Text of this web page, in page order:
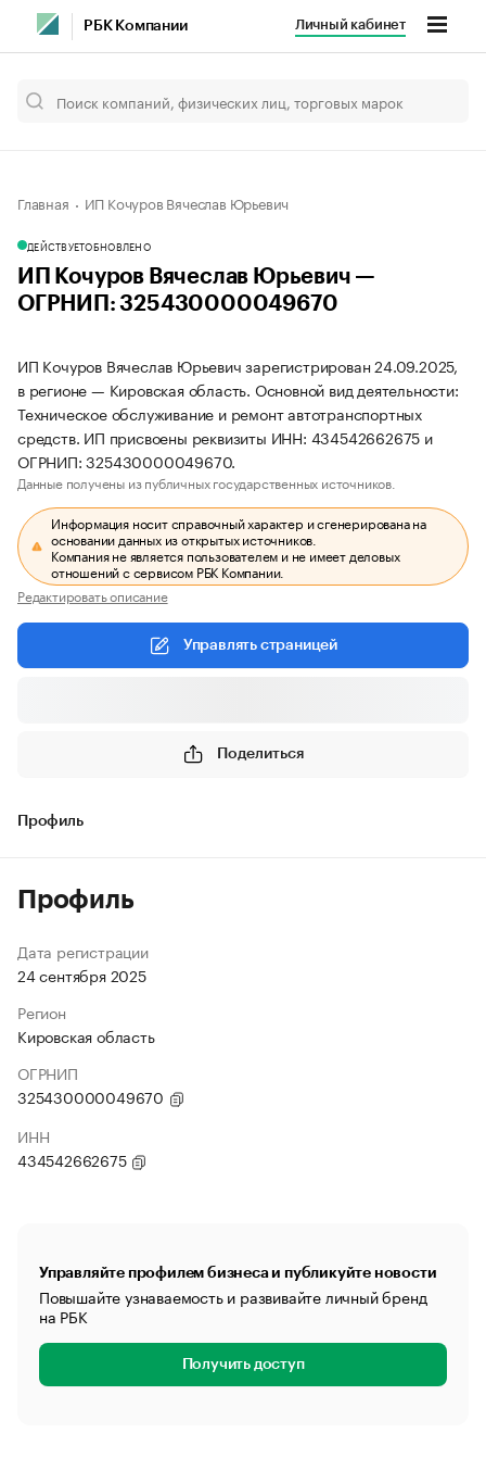
РБК Компании Личный кабинет
Главная ИП Кочуров Вячеслав Юрьевич
ДЕЙСТВУЕТОБНОВЛЕНО
ИП Кочуров Вячеслав Юрьевич —
ОГРНИП: 325430000049670
ИП Кочуров Вячеслав Юрьевич зарегистрирован 24.09.2025,
в регионе — Кировская область. Основной вид деятельности:
Техническое обслуживание и ремонт автотранспортных
средств. ИП присвоены реквизиты ИНН: 434542662675 и
ОГРНИП: 325430000049670.
Данные получены из публичных государственных источников.
Информация носит справочный характер и сгенерирована на
основании данных из открытых источников.
Компания не является пользователем и не имеет деловых
отношений с сервисом РБК Компании.
Редактировать описание
Управлять страницей
Поделиться
Профиль
Профиль
Дата регистрации
24 сентября 2025
Регион
Кировская область
ОГРНИП
325430000049670
ИНН
434542662675
Управляйте профилем бизнеса и публикуйте новости
Повышайте узнаваемость и развивайте личный бренд
на РБК
Получить доступ